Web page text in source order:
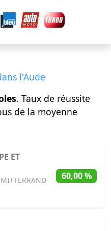
l'Aude
. Taux de réussite
de la moyenne
ET
60,00 %